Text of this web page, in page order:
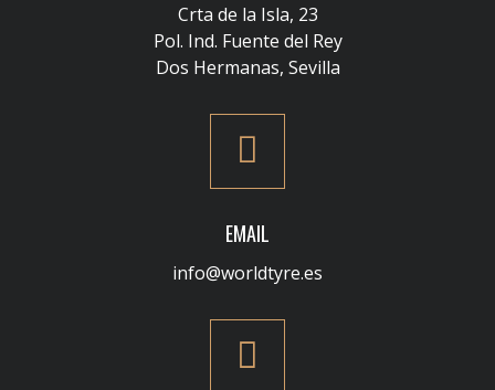
Crta de la Isla, 23
Pol. Ind. Fuente del Rey
Dos Hermanas, Sevilla
EMAIL
info@worldtyre.es